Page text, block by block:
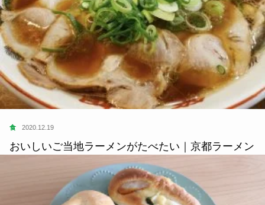
食 2020.12.19
おいしいご当地ラーメンがたべたい｜京都ラーメン